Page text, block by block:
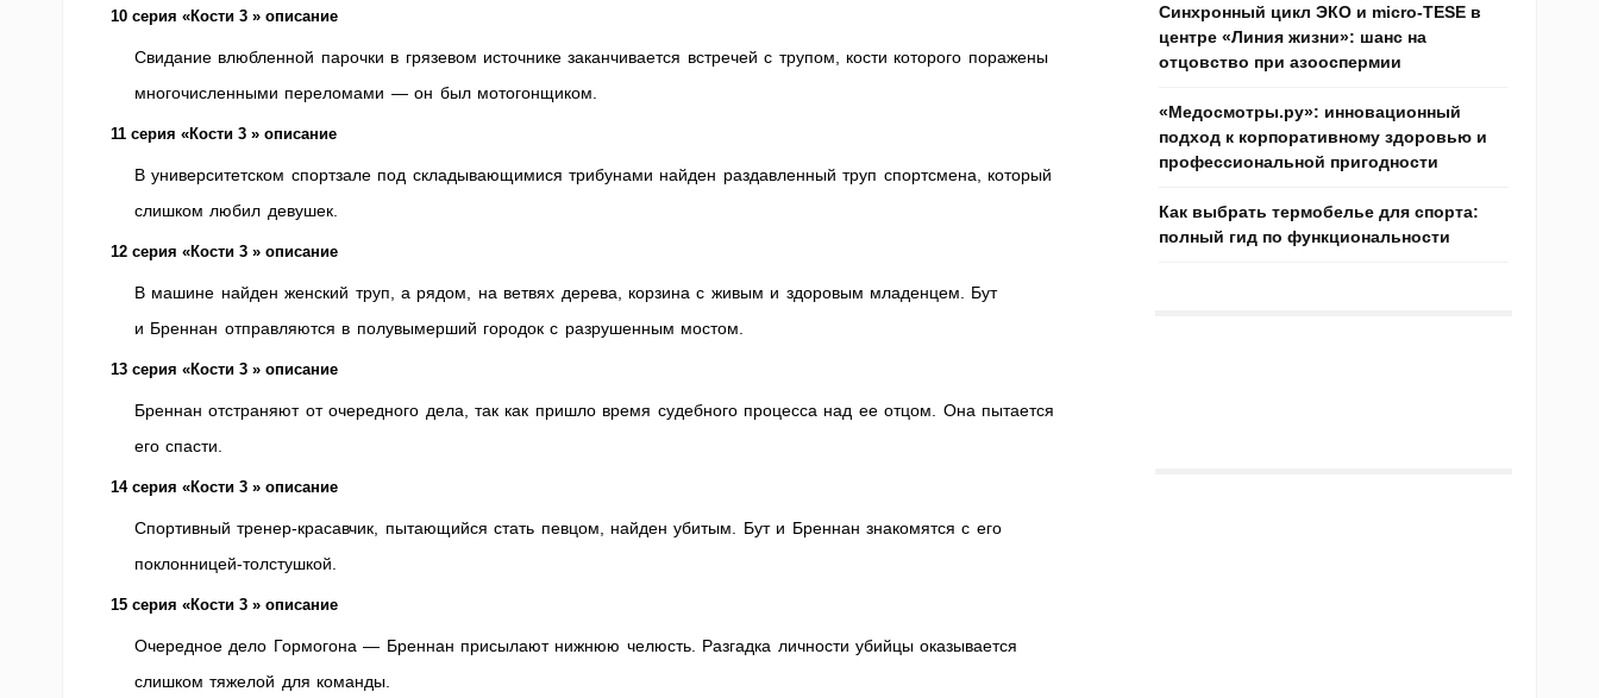
10 серия «Кости 3 » описание
Свидание влюбленной парочки в грязевом источнике заканчивается встречей с трупом, кости которого поражены
многочисленными переломами — он был мотогонщиком.
11 серия «Кости 3 » описание
В университетском спортзале под складывающимися трибунами найден раздавленный труп спортсмена, который
слишком любил девушек.
12 серия «Кости 3 » описание
В машине найден женский труп, а рядом, на ветвях дерева, корзина с живым и здоровым младенцем. Бут
и Бреннан отправляются в полувымерший городок с разрушенным мостом.
13 серия «Кости 3 » описание
Бреннан отстраняют от очередного дела, так как пришло время судебного процесса над ее отцом. Она пытается
его спасти.
14 серия «Кости 3 » описание
Спортивный тренер-красавчик, пытающийся стать певцом, найден убитым. Бут и Бреннан знакомятся с его
поклонницей-толстушкой.
15 серия «Кости 3 » описание
Очередное дело Гормогона — Бреннан присылают нижнюю челюсть. Разгадка личности убийцы оказывается
слишком тяжелой для команды.
Синхронный цикл ЭКО и micro-TESE в
центре «Линия жизни»: шанс на
отцовство при азооспермии
«Медосмотры.ру»: инновационный
подход к корпоративному здоровью и
профессиональной пригодности
Как выбрать термобелье для спорта:
полный гид по функциональности